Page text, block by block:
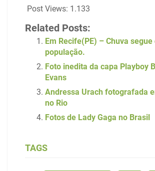
Post Views: 1.133
Related Posts:
Em Recife(PE) – Chuva
população.
Foto inedita da capa Playboy
Evans
Andressa Urach fotografada
no Rio
Fotos de Lady Gaga no Brasil
TAGS